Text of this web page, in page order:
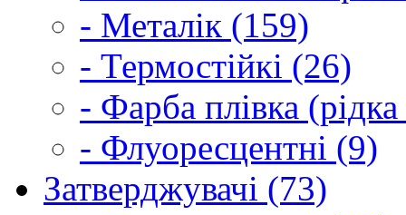
- Металік (159)
- Термостійкі (26)
- Фарба плівка
- Флуоресцентні (9)
Затверджувачі (73)